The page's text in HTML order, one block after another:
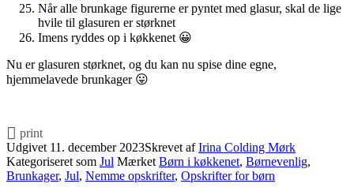
Når alle brunkage figurerne er pyntet med glasur, skal de lige
hvile til glasuren er størknet
Imens ryddes op i køkkenet 😀
Nu er glasuren størknet, og du kan nu spise dine egne,
hjemmelavede brunkager 😛
print
Udgivet 11. december 2023Skrevet afIrina Colding Mørk
Kategoriseret som Jul Mærket Børn i køkkenet, Børnevenlig,
Brunkager, Jul, Nemme opskrifter, Opskrifter for børn